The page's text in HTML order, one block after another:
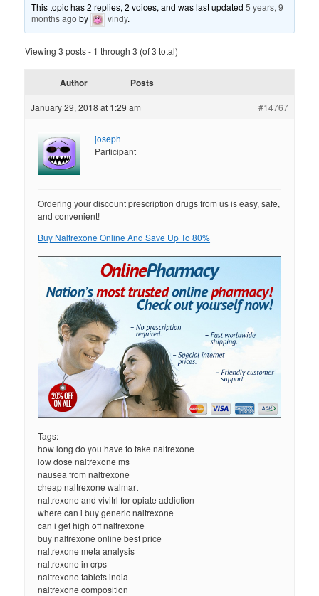
This topic has 2 replies, 2 voices, and was last updated5 years, 9
months ago by vindy.
Viewing 3 posts - 1 through 3 (of 3 total)
Author Posts
January 29, 2018 at 1:29 am #14767
joseph
Participant
Ordering your discount prescription drugs from us is easy, safe,
and convenient!
Buy Naltrexone Online And Save Up To 80%
Tags:
how long do you have to take naltrexone
low dose naltrexone ms
nausea from naltrexone
cheap naltrexone walmart
naltrexone and vivitrl for opiate addiction
where can i buy generic naltrexone
can i get high off naltrexone
buy naltrexone online best price
naltrexone meta analysis
naltrexone in crps
naltrexone tablets india
naltrexone composition